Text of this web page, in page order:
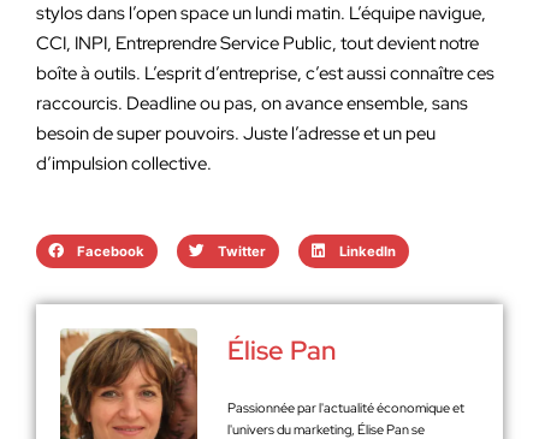
stylos dans l’open space un lundi matin. L’équipe navigue,
CCI, INPI, Entreprendre Service Public, tout devient notre
boîte à outils. L’esprit d’entreprise, c’est aussi connaître ces
raccourcis. Deadline ou pas, on avance ensemble, sans
besoin de super pouvoirs. Juste l’adresse et un peu
d’impulsion collective.
Facebook Twitter LinkedIn
Élise Pan
Passionnée par l'actualité économique et
l'univers du marketing, Élise Pan se